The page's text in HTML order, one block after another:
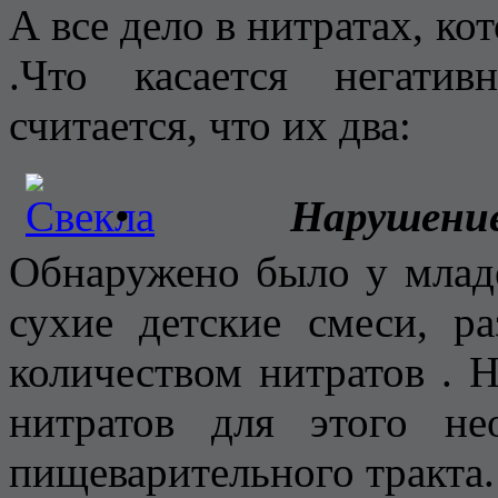
А все дело в нитратах,
.Что касается
считается, что их два:
•
Обнаружено было у
сухие детские смеси,
количеством нитратов .
нитратов для этого
пищеварительного тракта.